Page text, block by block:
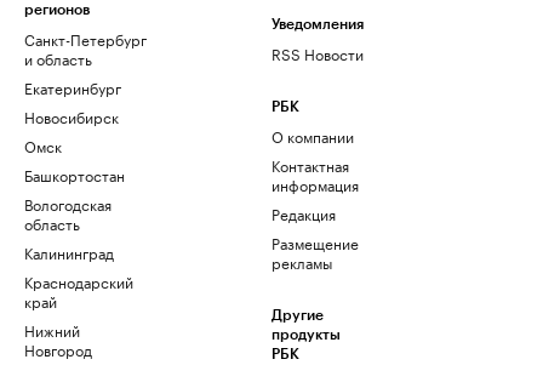
регионов
Санкт-Петербург
и область
Екатеринбург
Новосибирск
Омск
Башкортостан
Вологодская
область
Калининград
Краснодарский
край
Нижний
Новгород
Уведомления
RSS Новости
РБК
О компании
Контактная
информация
Редакция
Размещение
рекламы
Другие
продукты
РБК